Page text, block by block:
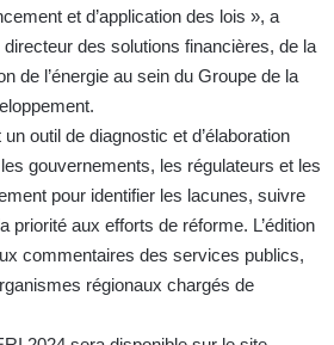
et d’application des lois », a
des solutions financières, de la
de l’énergie au sein du Groupe de la
outil de diagnostic et d’élaboration
gouvernements, les régulateurs et les
pour identifier les lacunes, suivre
priorité aux efforts de réforme. L’édition
commentaires des services publics,
régionaux chargés de